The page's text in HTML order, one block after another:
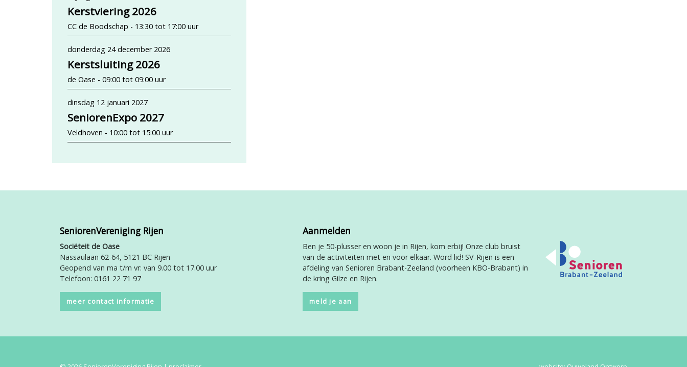
Kerstviering 2026
CC de Boodschap - 13:30 tot 17:00 uur
donderdag 24 december 2026
Kerstsluiting 2026
de Oase - 09:00 tot 09:00 uur
dinsdag 12 januari 2027
SeniorenExpo 2027
Veldhoven - 10:00 tot 15:00 uur
SeniorenVereniging Rijen
Sociëteit de Oase
Nassaulaan 62-64, 5121 BC Rijen
Geopend van ma t/m vr: van 9.00 tot 17.00 uur
Telefoon: 0161 22 71 97
meer contact informatie
Aanmelden
Ben je 50-plusser en woon je in Rijen, kom erbij! Onze club bruist
van de activiteiten met en voor elkaar. Word lid! SV-Rijen is een
afdeling van Senioren Brabant-Zeeland (voorheen KBO-Brabant) in
de kring Gilze en Rijen.
meld je aan